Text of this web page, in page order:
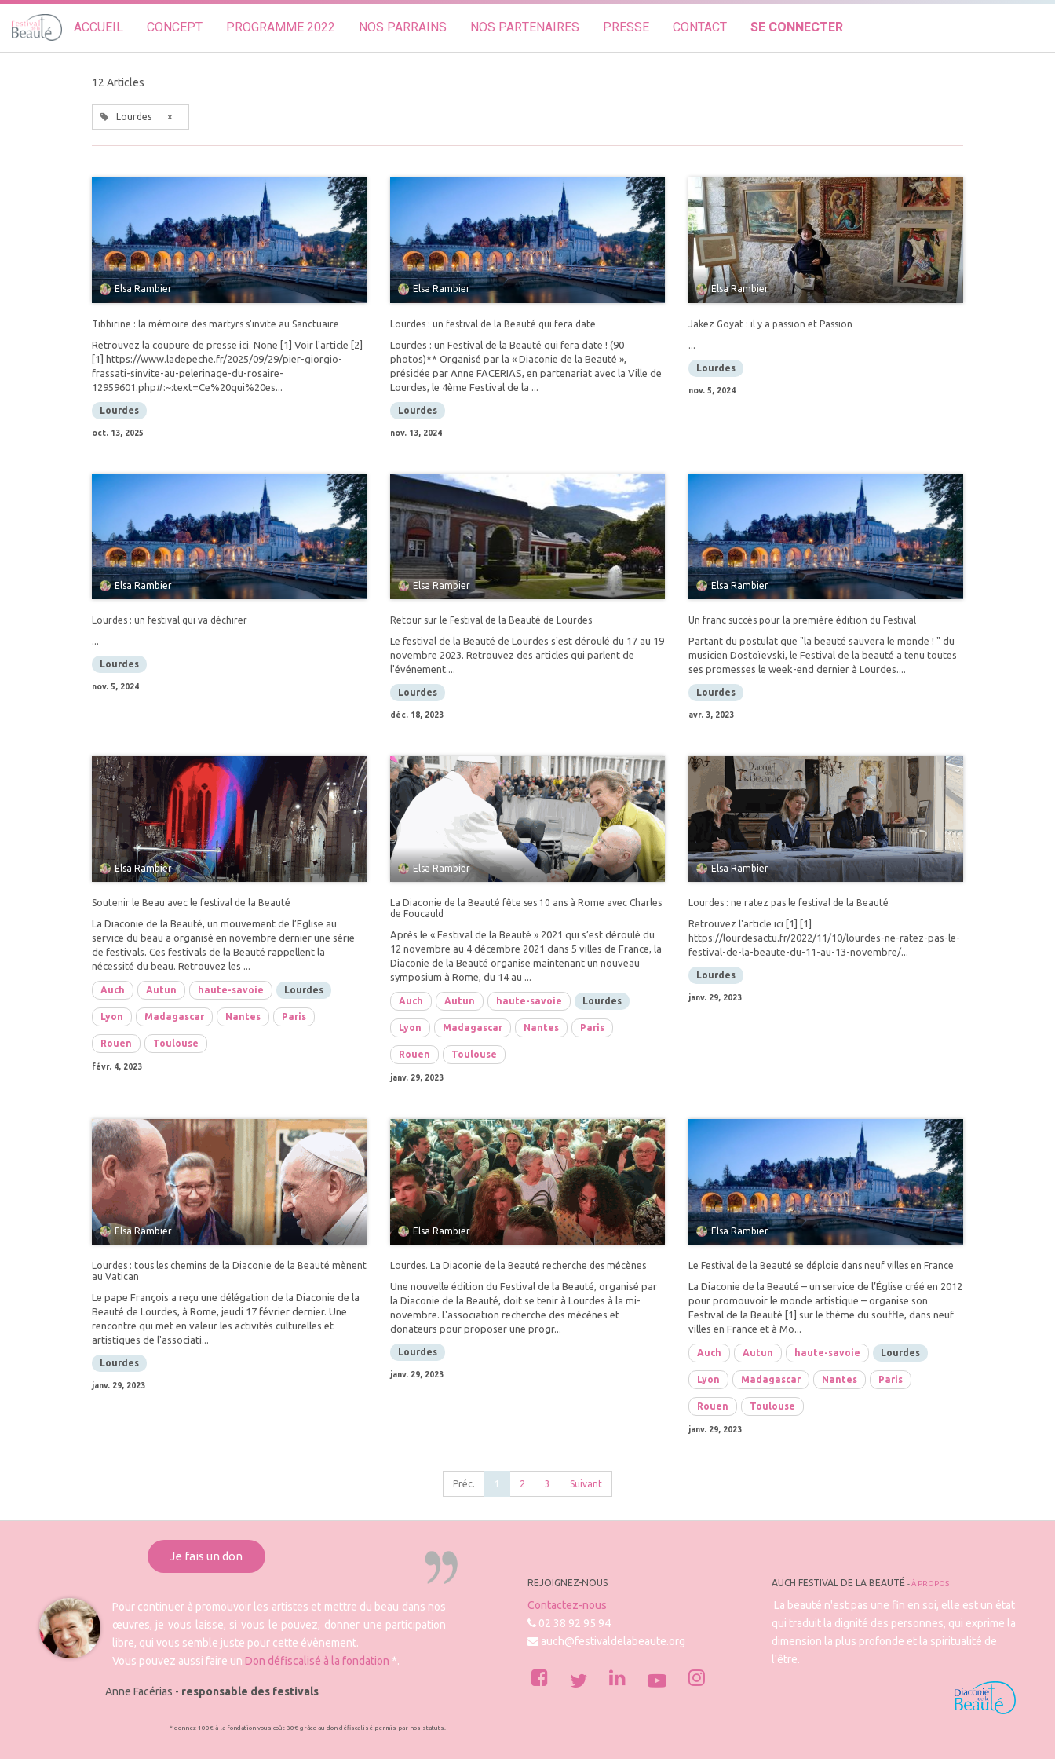
ACCUEIL CONCEPT PROGRAMME 2022 NOS PARRAINS NOS PARTENAIRES PRESSE CONTACT SE CONNECTER
12 Articles
Lourdes ×
Elsa Rambier
Tibhirine : la mémoire des martyrs s'invite au Sanctuaire
Retrouvez la coupure de presse ici. None [1] Voir l'article [2]
[1] https://www.ladepeche.fr/2025/09/29/pier-giorgio-
frassati-sinvite-au-pelerinage-du-rosaire-
12959601.php#:~:text=Ce%20qui%20es...
Lourdes
oct. 13, 2025
Elsa Rambier
Lourdes : un festival de la Beauté qui fera date
Lourdes : un Festival de la Beauté qui fera date ! (90
photos)** Organisé par la « Diaconie de la Beauté »,
présidée par Anne FACERIAS, en partenariat avec la Ville de
Lourdes, le 4ème Festival de la ...
Lourdes
nov. 13, 2024
Elsa Rambier
Jakez Goyat : il y a passion et Passion
Lourdes
nov. 5, 2024
Elsa Rambier
Lourdes : un festival qui va déchirer
...
Lourdes
nov. 5, 2024
Elsa Rambier
Retour sur le Festival de la Beauté de Lourdes
Le festival de la Beauté de Lourdes s'est déroulé du 17 au 19
novembre 2023. Retrouvez des articles qui parlent de
l'événement....
Lourdes
déc. 18, 2023
Elsa Rambier
Un franc succès pour la première édition du Festival
Partant du postulat que "la beauté sauvera le monde ! " du
musicien Dostoïevski, le Festival de la beauté a tenu toutes
ses promesses le week-end dernier à Lourdes....
Lourdes
avr. 3, 2023
Elsa Rambier
Soutenir le Beau avec le festival de la Beauté
La Diaconie de la Beauté, un mouvement de l’Eglise au
service du beau a organisé en novembre dernier une série
de festivals. Ces festivals de la Beauté rappellent la
nécessité du beau. Retrouvez les ...
Auch Autun haute-savoie Lourdes
Lyon Madagascar Nantes Paris
Rouen Toulouse
févr. 4, 2023
Elsa Rambier
La Diaconie de la Beauté fête ses 10 ans à Rome avec Charles
de Foucauld
Après le « Festival de la Beauté » 2021 qui s’est déroulé du
12 novembre au 4 décembre 2021 dans 5 villes de France, la
Diaconie de la Beauté organise maintenant un nouveau
symposium à Rome, du 14 au ...
Auch Autun haute-savoie Lourdes
Lyon Madagascar Nantes Paris
Rouen Toulouse
janv. 29, 2023
Elsa Rambier
Lourdes : ne ratez pas le festival de la Beauté
Retrouvez l'article ici [1] [1]
https://lourdesactu.fr/2022/11/10/lourdes-ne-ratez-pas-le-
festival-de-la-beaute-du-11-au-13-novembre/...
Lourdes
janv. 29, 2023
Elsa Rambier
Lourdes : tous les chemins de la Diaconie de la Beauté mènent
au Vatican
Le pape François a reçu une délégation de la Diaconie de la
Beauté de Lourdes, à Rome, jeudi 17 février dernier. Une
rencontre qui met en valeur les activités culturelles et
artistiques de l'associati...
Lourdes
janv. 29, 2023
Elsa Rambier
Lourdes. La Diaconie de la Beauté recherche des mécènes
Une nouvelle édition du Festival de la Beauté, organisé par
la Diaconie de la Beauté, doit se tenir à Lourdes à la mi-
novembre. L'association recherche des mécènes et
donateurs pour proposer une progr...
Lourdes
janv. 29, 2023
Elsa Rambier
Le Festival de la Beauté se déploie dans neuf villes en France
La Diaconie de la Beauté – un service de l’Église créé en 2012
pour promouvoir le monde artistique – organise son
Festival de la Beauté [1] sur le thème du souffle, dans neuf
villes en France et à Mo...
Auch Autun haute-savoie Lourdes
Lyon Madagascar Nantes Paris
Rouen Toulouse
janv. 29, 2023
Préc. 1 2 3 Suivant
Je fais un don
Pour continuer à promouvoir les artistes et mettre du beau dans nos
œuvres, je vous laisse, si vous le pouvez, donner une participation
libre, qui vous semble juste pour cette évènement.
Vous pouvez aussi faire un Don défiscalisé à la fondation *.
Anne Facérias - responsable des festivals
* donnez 100€ à la fondation vous coût 30€ grâce au don défiscalisé permis par nos statuts.
REJOIGNEZ-NOUS
Contactez-nous
02 38 92 95 94
auch@festivaldelabeaute.org
AUCH FESTIVAL DE LA BEAUTÉ -À PROPOS
La beauté n'est pas une fin en soi, elle est un état
qui traduit la dignité des personnes, qui exprime la
dimension la plus profonde et la spiritualité de
l'être.